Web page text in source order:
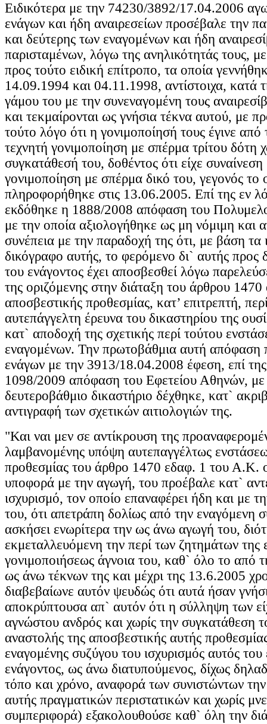
Ειδικότερα με την 74230/3892/17.04.2006
ενάγων και ήδη αναιρεσείων προσέβαλε την
και δεύτερης των εναγομένων και ήδη
παρισταμένων, λόγω της ανηλικότητάς τους, με
προς τούτο ειδική επίτροπο, τα οποία
14.09.1994 και 04.11.1998, αντίστοιχα, κατά
γάμου του με την συνεναγομένη τους
και τεκμαίρονται ως γνήσια τέκνα αυτού, με
τούτο λόγο ότι η γονιμοποίησή τους έγινε από
τεχνητή γονιμοποίηση με σπέρμα τρίτου δότη
συγκατάθεσή του, δοθέντος ότι είχε
γονιμοποίηση με σπέρμα δικό του, γεγονός το
πληροφορήθηκε στις 13.06.2005. Επί της εν
εκδόθηκε η 1888/2008 απόφαση του
με την οποία αξιολογήθηκε ως μη νόμιμη και
συνέπεια με την παραδοχή της ότι, με βάση τα
δικόγραφο αυτής, το φερόμενο δι` αυτής προς
του ενάγοντος έχει αποσβεσθεί λόγω
της οριζόμενης στην διάταξη του άρθρου
αποσβεστικής προθεσμίας, κατ’ επιτρεπτή,
αυτεπάγγελτη έρευνα του δικαστηρίου της
κατ` αποδοχή της σχετικής περί τούτου
εναγομένων. Την πρωτοβάθμια αυτή απόφαση
ενάγων με την 3913/18.04.2008 έφεση, επί
1098/2009 απόφαση του Εφετείου Αθηνών, με
δευτεροβάθμιο δικαστήριο δέχθηκε, κατ`
αντιγραφή των σχετικών αιτιολογιών της.
"Και ναι μεν σε αντίκρουση της
λαμβανομένης υπόψη αυτεπαγγέλτως
προθεσμίας του άρθρο 1470 εδαφ. 1 του Α.Κ.
υποφορά με την αγωγή, του προέβαλε κατ`
ισχυρισμό, τον οποίο επαναφέρει ήδη και με
του, ότι απετράπη δολίως από την εναγόμενη
ασκήσει ενωρίτερα την ως άνω αγωγή του,
εκμεταλλευόμενη την περί των ζητημάτων της
γονιμοποιήσεως άγνοια του, καθ` όλο το από
ως άνω τέκνων της και μέχρι της 13.6.2005
διαβεβαίωνε αυτόν ψευδώς ότι αυτά ήσαν
αποκρύπτουσα απ` αυτόν ότι η σύλληψη των
αγνώστου ανδρός και χωρίς την συγκατάθεση
αναστολής της αποσβεστικής αυτής
εναγομένης συζύγου του ισχυρισμός αυτός
ενάγοντος, ως άνω διατυπούμενος, δίχως
τόπο και χρόνο, αναφορά των συνιστώντων
αυτής πραγματικών περιστατικών και χωρίς
συμπεριφορά) εξακολουθούσε καθ` όλη την